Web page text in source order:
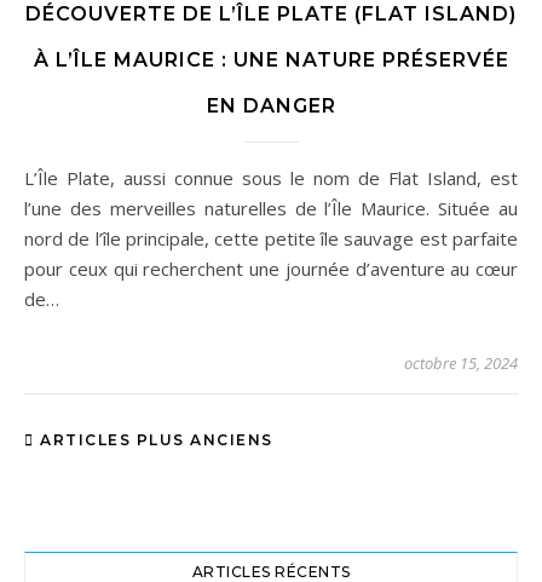
DÉCOUVERTE DE L’ÎLE PLATE (FLAT ISLAND)
À L’ÎLE MAURICE : UNE NATURE PRÉSERVÉE
EN DANGER
L’Île Plate, aussi connue sous le nom de Flat Island, est
l’une des merveilles naturelles de l’Île Maurice. Située au
nord de l’île principale, cette petite île sauvage est parfaite
pour ceux qui recherchent une journée d’aventure au cœur
de…
octobre 15, 2024
ARTICLES PLUS ANCIENS
ARTICLES RÉCENTS